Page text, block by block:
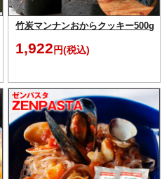
竹炭マンナンおからクッキー500g
1,922 円(税込)